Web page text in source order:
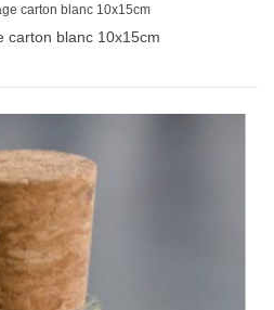
carton blanc 10x15cm